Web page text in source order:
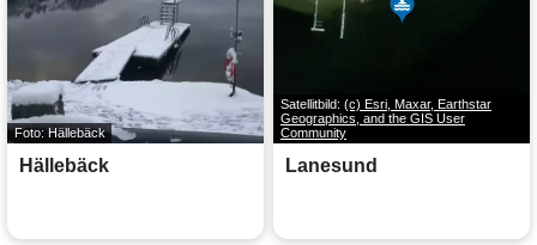
Foto: Hällebäck
Hällebäck
Satellitbild: (c) Esri, Maxar, Earthstar
Geographics, and the GIS User
Community
Lanesund